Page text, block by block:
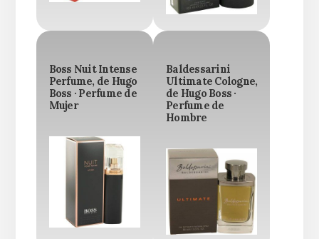
Boss Nuit Intense
Perfume, de Hugo
Boss · Perfume de
Mujer
Baldessarini
Ultimate Cologne,
de Hugo Boss ·
Perfume de
Hombre